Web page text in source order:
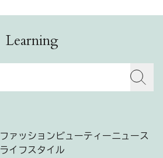
Learning
ファッションビューティーニュース
ライフスタイル